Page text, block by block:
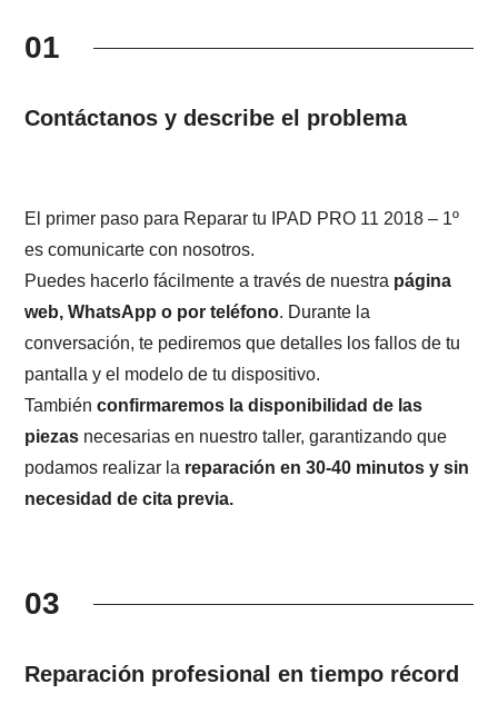
01
Contáctanos y describe el problema
El primer paso para Reparar tu IPAD PRO 11 2018 – 1º
es comunicarte con nosotros.
Puedes hacerlo fácilmente a través de nuestra página
web, WhatsApp o por teléfono. Durante la
conversación, te pediremos que detalles los fallos de tu
pantalla y el modelo de tu dispositivo.
Tambiénconfirmaremos la disponibilidad de las
piezas necesarias en nuestro taller, garantizando que
podamos realizar la reparación en 30-40 minutos y sin
necesidad de cita previa.
03
Reparación profesional en tiempo récord